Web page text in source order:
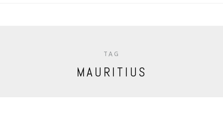
TAG
MAURITIUS